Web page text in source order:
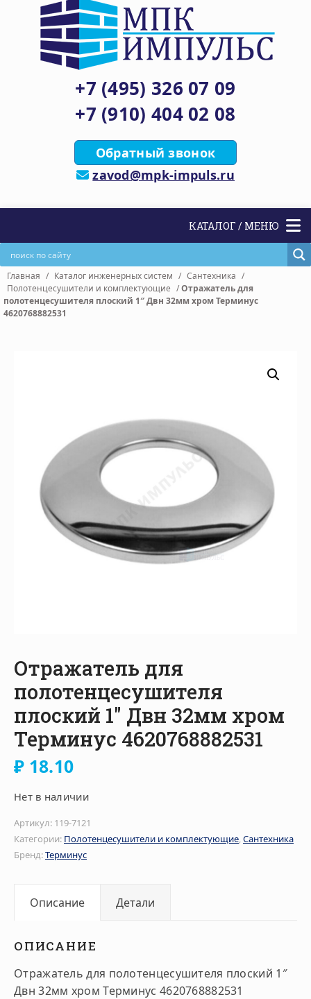
КАТАЛОГ / МЕНЮ
+7 (495) 326 07 09
+7 (910) 404 02 08
Обратный звонок
zavod@mpk-impuls.ru
Главная / Каталог инженерных систем / Сантехника /
Полотенцесушители и комплектующие /Отражатель для
полотенцесушителя плоский 1″ Двн 32мм хром Терминус
4620768882531
Отражатель для
полотенцесушителя
плоский 1″ Двн 32мм хром
Терминус 4620768882531
₽ 18.10
Нет в наличии
Артикул: 119-7121
Категории: Полотенцесушители и комплектующие,Сантехника
Бренд:Терминус
Описание Детали
ОПИСАНИЕ
Отражатель для полотенцесушителя плоский 1″
Двн 32мм хром Терминус 4620768882531